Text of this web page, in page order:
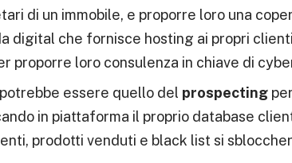
di un immobile, e proporre loro una
digital che fornisce hosting ai propri
proporre loro consulenza in chiave di
potrebbe essere quello del prospecting
in piattaforma il proprio database
prodotti venduti e black list si